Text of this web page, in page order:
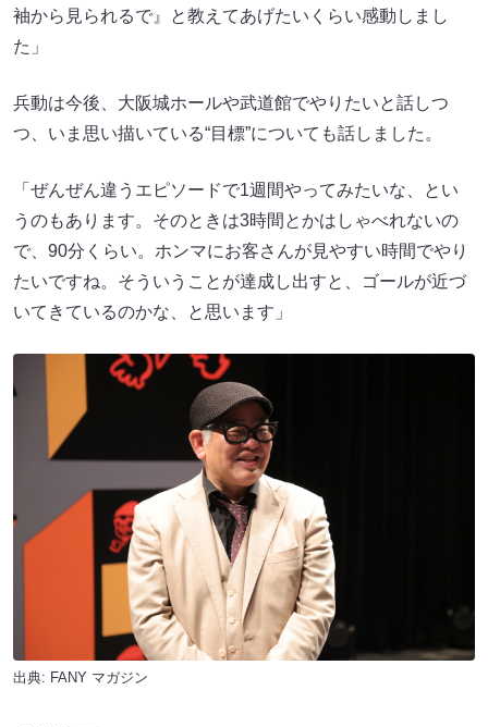
袖から見られるで』と教えてあげたいくらい感動しまし
た」
兵動は今後、大阪城ホールや武道館でやりたいと話しつ
つ、いま思い描いている“目標”についても話しました。
「ぜんぜん違うエピソードで1週間やってみたいな、とい
うのもあります。そのときは3時間とかはしゃべれないの
で、90分くらい。ホンマにお客さんが見やすい時間でやり
たいですね。そういうことが達成し出すと、ゴールが近づ
いてきているのかな、と思います」
出典: FANY マガジン